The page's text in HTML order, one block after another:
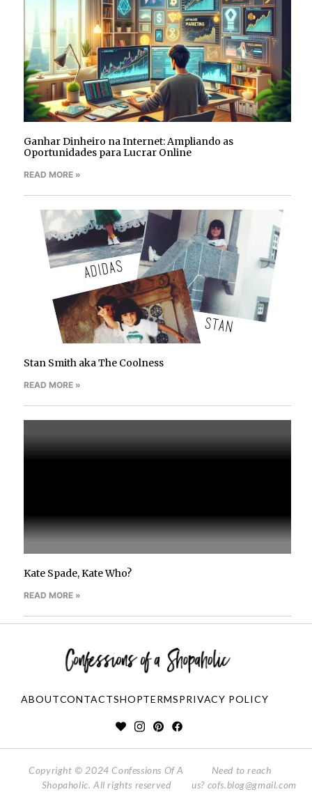
Ganhar Dinheiro na Internet: Ampliando as
Oportunidades para Lucrar Online
READ MORE »
Stan Smith aka The Coolness
READ MORE »
Kate Spade, Kate Who?
READ MORE »
ABOUTCONTACTSHOPTERMSPRIVACY POLICY
Copyright © 2024 Confessions Of A
Shopaholic. All rights reserved
Need to reach
us? cofs.blog@gmail.com